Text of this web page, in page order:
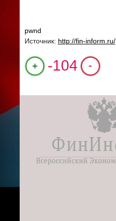
pwnd
Источник: http://fin-inform.ru/
+1
-104